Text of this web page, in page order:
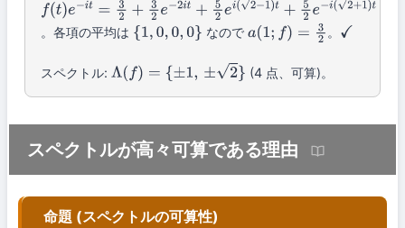
f( t)e−i =3 2+ 32 e− 2it+ 2e (2 −1)t+5 2 −i( 2+1)t
。各項の平均は {1,0 ,0, 0} なのでa(1;f )=3 2 。 ✓
スペクトル:Λ(f)={ ±1 ±2} (4 点、可算)。
スペクトルが高々可算である理由
命題 (スペクトルの可算性)